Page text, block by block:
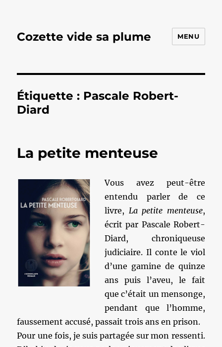
Cozette vide sa plume MENU
Étiquette : Pascale Robert-
Diard
La petite menteuse
Vous avez peut-être
entendu parler de ce
livre, La petite menteuse,
écrit par Pascale Robert-
Diard, chroniqueuse
judiciaire. Il conte le viol
d’une gamine de quinze
ans puis l’aveu, le fait
que c’était un mensonge,
pendant que l’homme,
faussement accusé, passait trois ans en prison.
Pour une fois, je suis partagée sur mon ressenti.